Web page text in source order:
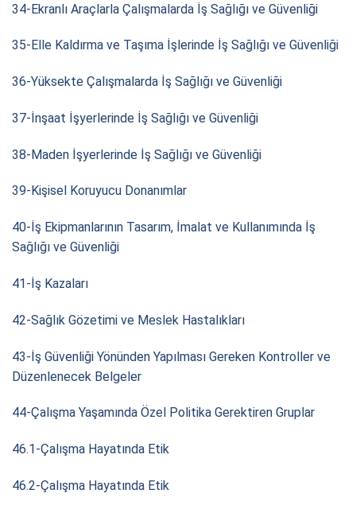
34-Ekranlı Araçlarla Çalışmalarda İş Sağlığı ve Güvenliği
35-Elle Kaldırma ve Taşıma İşlerinde İş Sağlığı ve Güvenliği
36-Yüksekte Çalışmalarda İş Sağlığı ve Güvenliği
37-İnşaat İşyerlerinde İş Sağlığı ve Güvenliği
38-Maden İşyerlerinde İş Sağlığı ve Güvenliği
39-Kişisel Koruyucu Donanımlar
40-İş Ekipmanlarının Tasarım, İmalat ve Kullanımında İş
Sağlığı ve Güvenliği
41-İş Kazaları
42-Sağlık Gözetimi ve Meslek Hastalıkları
43-İş Güvenliği Yönünden Yapılması Gereken Kontroller ve
Düzenlenecek Belgeler
44-Çalışma Yaşamında Özel Politika Gerektiren Gruplar
46.1-Çalışma Hayatında Etik
46.2-Çalışma Hayatında Etik